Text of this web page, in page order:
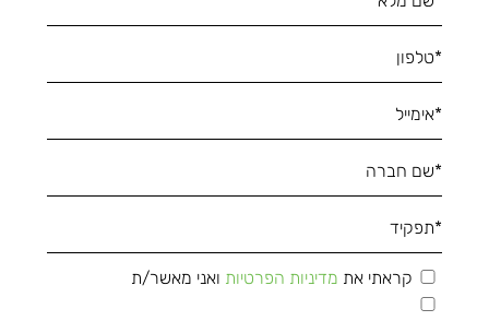
קראתי את מדיניות הפרטיות ואני מאשר/ת